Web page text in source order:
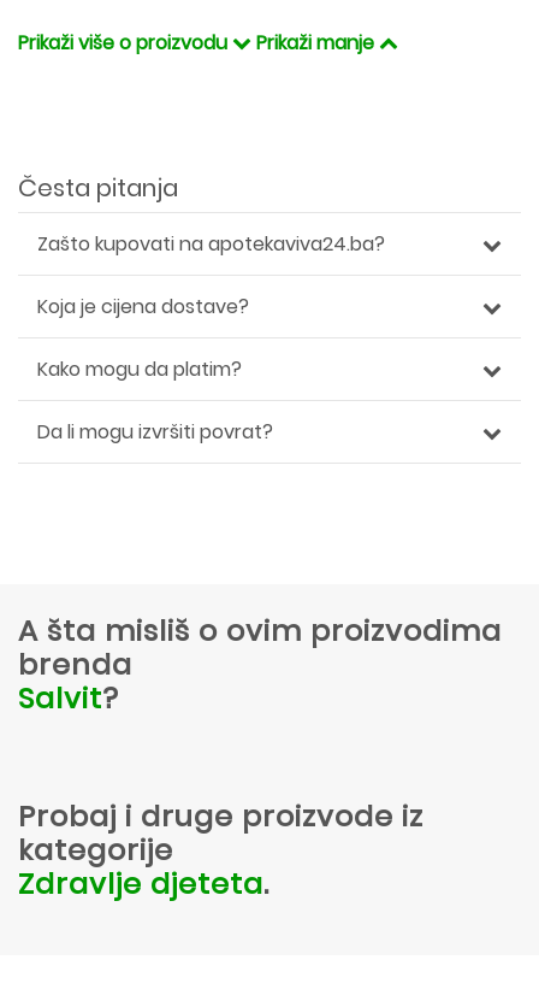
Prikaži više o proizvodu Prikaži manje
Česta pitanja
Zašto kupovati na apotekaviva24.ba?
Koja je cijena dostave?
Kako mogu da platim?
Da li mogu izvršiti povrat?
A šta misliš o ovim proizvodima
brenda
Salvit?
Probaj i druge proizvode iz
kategorije
Zdravlje djeteta.